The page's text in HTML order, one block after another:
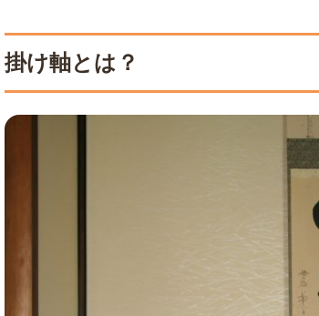
専門知識を持った査定士が
福ちゃんの掛け軸買い取り実績を紹
川端龍子『山百合』15万円
杉山寧『紫木蓮』25万円
松林桂月『春宵花影』45
王一亭『花石図』45万円
費隠通容『五行書』45万円
掛け軸とは？